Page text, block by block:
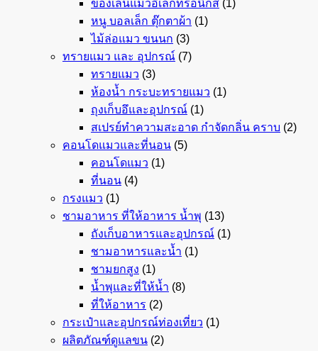
ของเล่นแมวอิเล็กทรอนิกส์ (1)
หนู บอลเล็ก ตุ๊กตาผ้า (1)
ไม้ล่อแมว ขนนก (3)
ทรายแมว และ อุปกรณ์ (7)
ทรายแมว (3)
ห้องน้ำ กระบะทรายแมว (1)
ถุงเก็บอึและอุปกรณ์ (1)
สเปรย์ทำความสะอาด กำจัดกลิ่น คราบ (2)
คอนโดแมวและที่นอน (5)
คอนโดแมว (1)
ที่นอน (4)
กรงแมว (1)
ชามอาหาร ที่ให้อาหาร น้ำพุ (13)
ถังเก็บอาหารและอุปกรณ์ (1)
ชามอาหารและน้ำ (1)
ชามยกสูง (1)
น้ำพุและที่ให้น้ำ (8)
ที่ให้อาหาร (2)
กระเป๋าและอุปกรณ์ท่องเที่ยว (1)
ผลิตภัณฑ์ดูแลขน (2)